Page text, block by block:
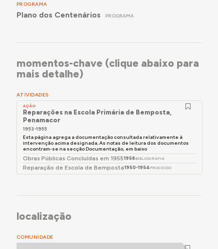
PROGRAMA
Plano dos Centenários PROGRAMA
momentos-chave (clique abaixo para
mais detalhe)
ATIVIDADES
AÇÃO
Reparações na Escola Primária de Bemposta,
Penamacor
1953-1955
Esta página agrega a documentação consultada relativamente à
intervenção acima designada. As notas de leitura dos documentos
encontram-se na secção Documentação, em baixo
Obras Públicas Concluídas em 19551956 BIBLIOGRAFIA
Reparação de Escola de Bemposta1950-1954 PROCESSO
localização
COMUNIDADE